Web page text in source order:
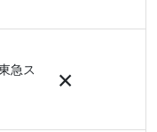
急ス
×